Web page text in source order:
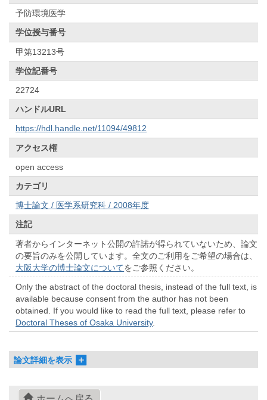
予防環境医学
学位授与番号
甲第13213号
学位記番号
22724
ハンドルURL
https://hdl.handle.net/11094/49812
アクセス権
open access
カテゴリ
博士論文 / 医学系研究科 / 2008年度
注記
著者からインターネット公開の許諾が得られていないため、論文
の要旨のみを公開しています。全文のご利用をご希望の場合は、
大阪大学の博士論文についてをご参照ください。
Only the abstract of the doctoral thesis, instead of the full text, is
available because consent from the author has not been
obtained. If you would like to read the full text, please refer to
Doctoral Theses of Osaka University.
論文詳細を表示